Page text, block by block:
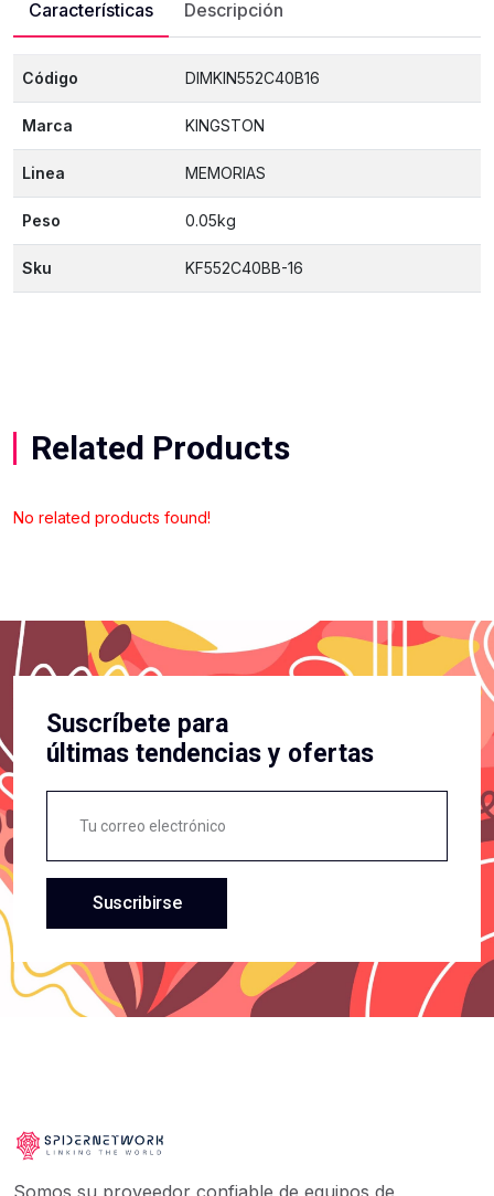
Características Descripción
Código DIMKIN552C40B16
Marca KINGSTON
Linea MEMORIAS
Peso 0.05kg
Sku KF552C40BB-16
Related Products
No related products found!
Suscríbete para
últimas tendencias y ofertas
Suscribirse
Somos su proveedor confiable de equipos de